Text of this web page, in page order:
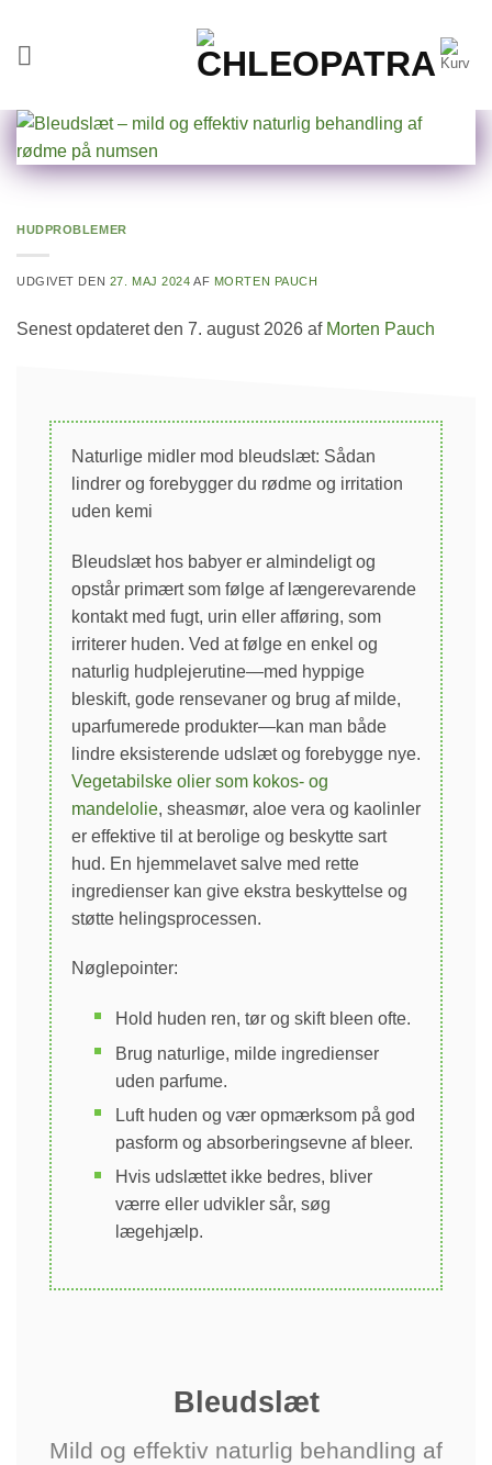
indhold
HUDPROBLEMER
UDGIVET DEN 27. MAJ 2024 AF MORTEN PAUCH
Senest opdateret den 7. august 2026 af Morten Pauch
Naturlige midler mod bleudslæt: Sådan
lindrer og forebygger du rødme og irritation
uden kemi
Bleudslæt hos babyer er almindeligt og
opstår primært som følge af længerevarende
kontakt med fugt, urin eller afføring, som
irriterer huden. Ved at følge en enkel og
naturlig hudplejerutine—med hyppige
bleskift, gode rensevaner og brug af milde,
uparfumerede produkter—kan man både
lindre eksisterende udslæt og forebygge nye.
Vegetabilske olier som kokos- og
mandelolie, sheasmør, aloe vera og kaolinler
er effektive til at berolige og beskytte sart
hud. En hjemmelavet salve med rette
ingredienser kan give ekstra beskyttelse og
støtte helingsprocessen.
Nøglepointer:
Hold huden ren, tør og skift bleen ofte.
Brug naturlige, milde ingredienser
uden parfume.
Luft huden og vær opmærksom på god
pasform og absorberingsevne af bleer.
Hvis udslættet ikke bedres, bliver
værre eller udvikler sår, søg
lægehjælp.
Bleudslæt
Mild og effektiv naturlig behandling af